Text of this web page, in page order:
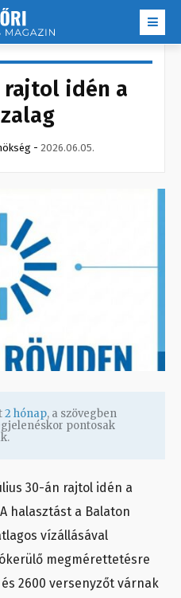
rajtol idén a
- 2026.06.05.
2 hónap, a szövegben
pontosak
30-án rajtol idén a
halasztást a Balaton
vízállásával
megmérettetésre
2600 versenyzőt várnak